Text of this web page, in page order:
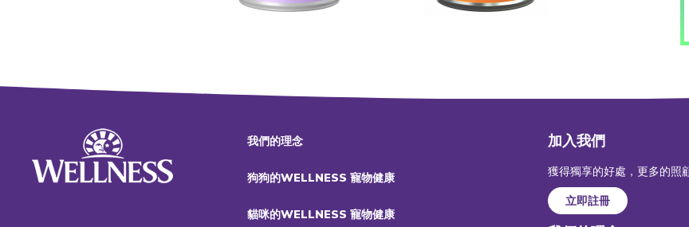
我們的理念
狗狗的WELLNESS 寵物健康
貓咪的WELLNESS 寵物健康
加入我們
獲得獨享的好處，更多的照
立即註冊